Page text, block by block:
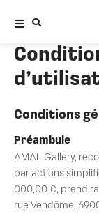
Tableaux
Contact
Conditions
Préambule
AMAL Gallery,
par actions
000,00 €, prend
rue Vendôme,